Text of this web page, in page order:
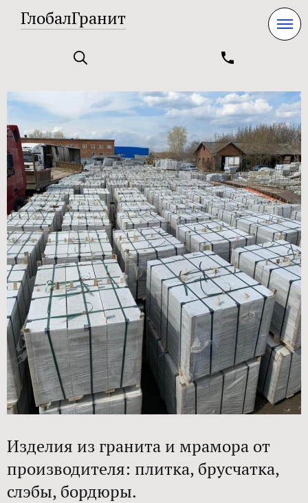
ГлобалГранит
Изделия из гранита и мрамора от
производителя: плитка, брусчатка,
слэбы, бордюры.